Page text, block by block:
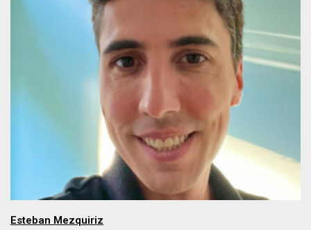
Esteban Mezquiriz